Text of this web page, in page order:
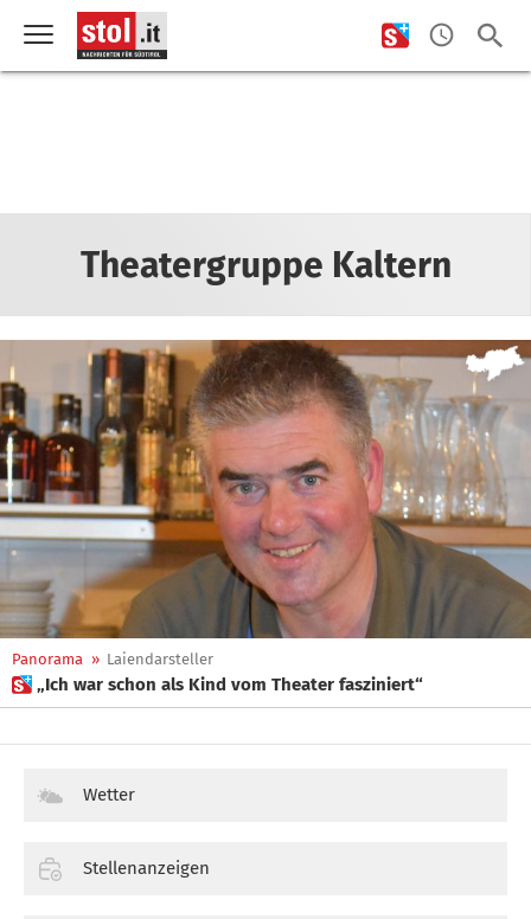
Theatergruppe Kaltern
Panorama » Laiendarsteller
 „Ich war schon als Kind vom Theater fasziniert“
Wetter
Stellenanzeigen